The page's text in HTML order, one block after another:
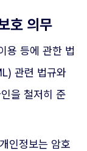
호 의무
용 등에 관한 법
관련 법규와
을 철저히 준
인정보는 암호